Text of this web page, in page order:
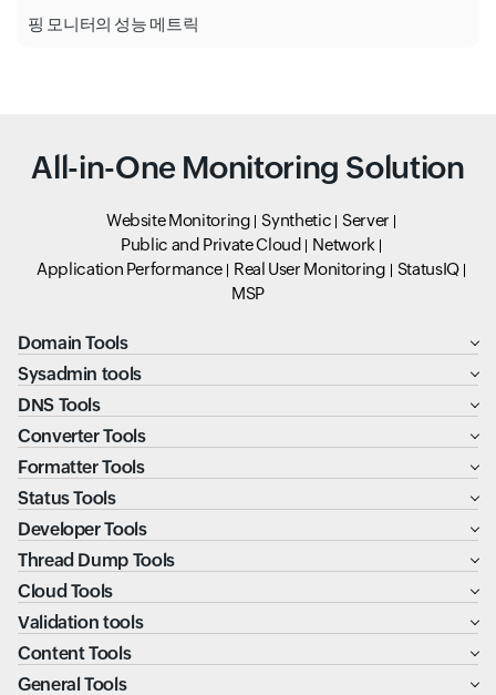
핑 모니터의 성능 메트릭
All-in-One Monitoring Solution
Website Monitoring Synthetic
Server
Public and Private Cloud
Network
Application Performance
Real User Monitoring
StatusIQ
MSP
Domain Tools
Sysadmin tools
DNS Tools
Converter Tools
Formatter Tools
Status Tools
Developer Tools
Thread Dump Tools
Cloud Tools
Validation tools
Content Tools
General Tools